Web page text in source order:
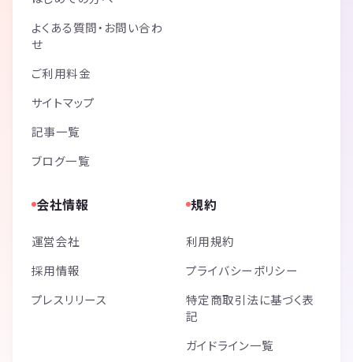
よくある質問・お問い合わ
せ
ご利用料金
サイトマップ
記事一覧
ブログ一覧
会社情報
運営会社
採用情報
プレスリリース
規約
利用規約
プライバシーポリシー
特定商取引法に基づく表
記
ガイドライン一覧